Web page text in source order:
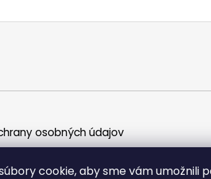
cookie, aby sme vám umožnili
osobných údajov